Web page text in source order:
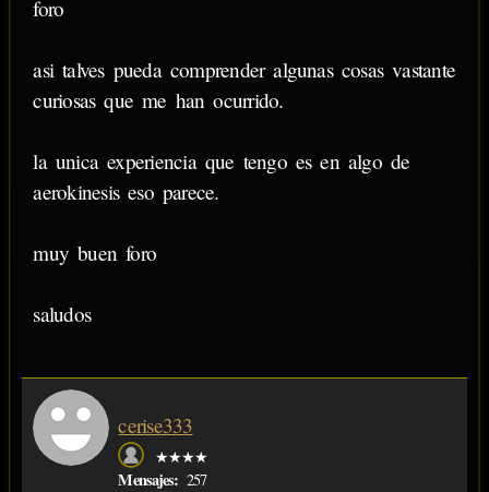
foro
asi talves pueda comprender algunas cosas vastante
curiosas que me han ocurrido.
la unica experiencia que tengo es en algo de
aerokinesis eso parece.
muy buen foro
saludos
cerise333
★★★★
Mensajes: 257